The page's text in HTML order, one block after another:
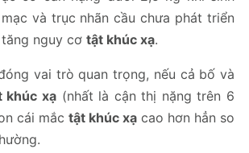
và trục nhãn cầu chưa phát triển
nguy cơ tật khúc xạ.
vai trò quan trọng, nếu cả bố và
khúc xạ(nhất là cận thị nặng trên 6
cái mắc tật khúc xạ cao hơn hẳn so